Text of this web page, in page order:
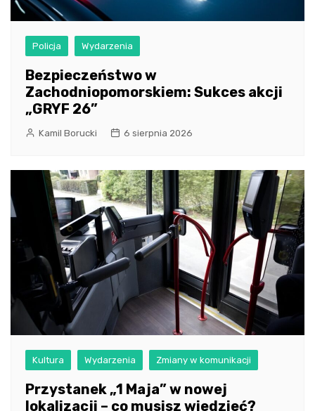
Policja Wydarzenia
Bezpieczeństwo w
Zachodniopomorskiem: Sukces akcji
„GRYF 26”
Kamil Borucki 6 sierpnia 2026
Kultura Wydarzenia Zmiany w komunikacji
Przystanek „1 Maja” w nowej
lokalizacji – co musisz wiedzieć?